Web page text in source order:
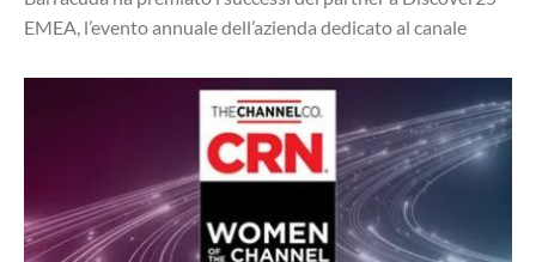
EMEA, l’evento annuale dell’azienda dedicato al canale